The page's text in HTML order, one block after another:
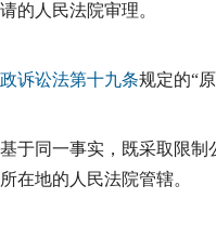
的人民法院审理。
诉讼法第十九条规定的“
于同一事实，既采取限
在地的人民法院管辖。